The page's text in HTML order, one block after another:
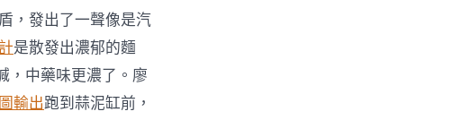
，發出了一聲像是汽
是散發出濃郁的麵
，中藥味更濃了。廖
輸出跑到蒜泥缸前，